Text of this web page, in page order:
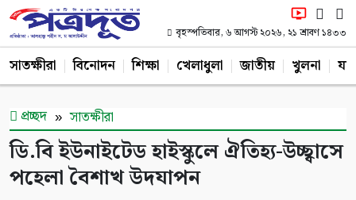
বৃহস্পতিবার, ৬ আগস্ট ২০২৬, ২১ শ্রাবণ ১৪৩৩
সাতক্ষীরা বিনোদন শিক্ষা খেলাধুলা জাতীয় খুলনা
প্রচ্ছদ সাতক্ষীরা
ডি.বি ইউনাইটেড হাইস্কুলে ঐতিহ্য-উচ্ছ্বাসে
পহেলা বৈশাখ উদযাপন